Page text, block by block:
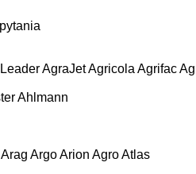
AgraJetAgricola Agrifac
Ahlmann
Arag ArgoArion AgroAtlas